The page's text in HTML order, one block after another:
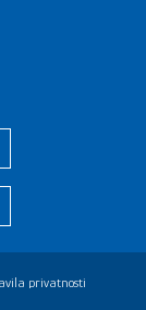
privatnosti